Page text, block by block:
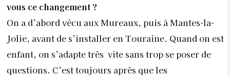
vous ce changement ?
On a d’abord vécu aux Mureaux, puis à Mantes-la-
Jolie, avant de s’installer en Touraine. Quand on est
enfant, on s’adapte très vite sans trop se poser de
questions. C’est toujours après que les